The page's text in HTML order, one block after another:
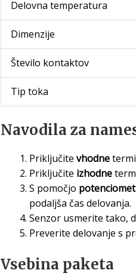
Delovna temperatura
Dimenzije
Število kontaktov
Tip toka
Navodila za
Priključite vhodne
Priključite izhodne
S pomočjo
podaljša čas delovanja.
Senzor usmerite tako,
Preverite delovanje s
Vsebina paketa